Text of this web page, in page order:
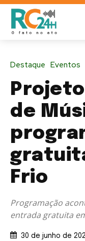
Destaque Eventos
de
Frio
Programação
entrada gratuita
30 de junho de